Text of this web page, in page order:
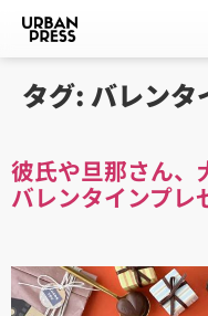
タグ: バレンタ
彼氏や旦那さん、
バレンタインプレ